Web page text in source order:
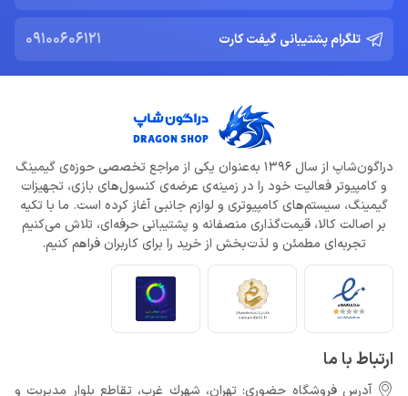
تلگرام پشتیبانی گیفت کارت 09100606121
دراگون‌شاپ از سال 1396 به‌عنوان یکی از مراجع تخصصی حوزه‌ی گیمینگ
و کامپیوتر فعالیت خود را در زمینه‌ی عرضه‌ی کنسول‌های بازی، تجهیزات
گیمینگ، سیستم‌های کامپیوتری و لوازم جانبی آغاز کرده است. ما با تکیه
بر اصالت کالا، قیمت‌گذاری منصفانه و پشتیبانی حرفه‌ای، تلاش می‌کنیم
تجربه‌ای مطمئن و لذت‌بخش از خرید را برای کاربران فراهم کنیم.
ارتباط با ما
آدرس فروشگاه حضوری: تهران، شهرك غرب، تقاطع بلوار مدیریت و